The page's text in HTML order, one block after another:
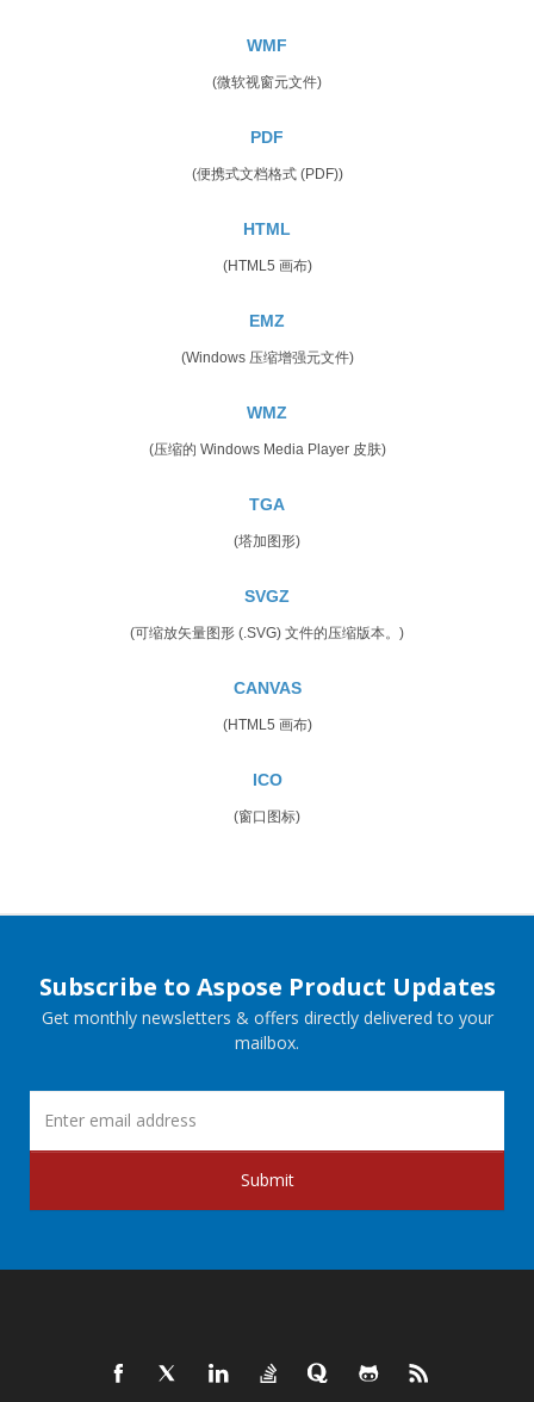
WMF
(微软视窗元文件)
PDF
(便携式文档格式 (PDF))
HTML
(HTML5 画布)
EMZ
(Windows 压缩增强元文件)
WMZ
(压缩的 Windows Media Player 皮肤)
TGA
(塔加图形)
SVGZ
(可缩放矢量图形 (.SVG) 文件的压缩版本。)
CANVAS
(HTML5 画布)
ICO
(窗口图标)
Subscribe to Aspose Product Updates
Get monthly newsletters & offers directly delivered to your
mailbox.
Submit